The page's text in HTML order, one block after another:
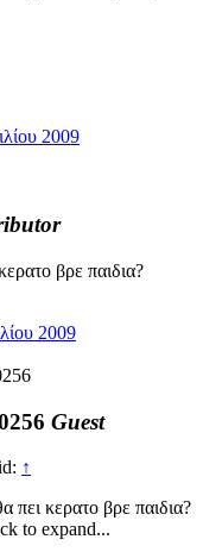
2009
βρε παιδια?
2009
Guest
↑
πει κερατο βρε παιδια?
to expand...